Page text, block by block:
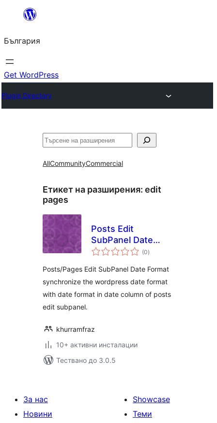
България
Get WordPress
Plugin Directory
Търсене
AllCommunityCommercial
Етикет на разширения: edit
pages
Posts Edit
SubPanel Date
Format
(0общо
оценки
)
Posts/Pages Edit SubPanel Date Format
synchronize the wordpress date format
with date format in date column of posts
edit subpanel.
khurramfraz
10+ активни инсталации
Тествано до 3.0.5
За нас
Новини
Showcase
Теми